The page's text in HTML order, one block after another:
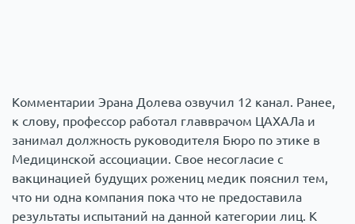
Комментарии Эрана Долева озвучил 12 канал. Ранее,
к слову, профессор работал главврачом ЦАХАЛа и
занимал должность руководителя Бюро по этике в
Медицинской ассоциации. Свое несогласие с
вакцинацией будущих рожениц медик пояснил тем,
что ни одна компания пока что не предоставила
результаты испытаний на данной категории лиц. К